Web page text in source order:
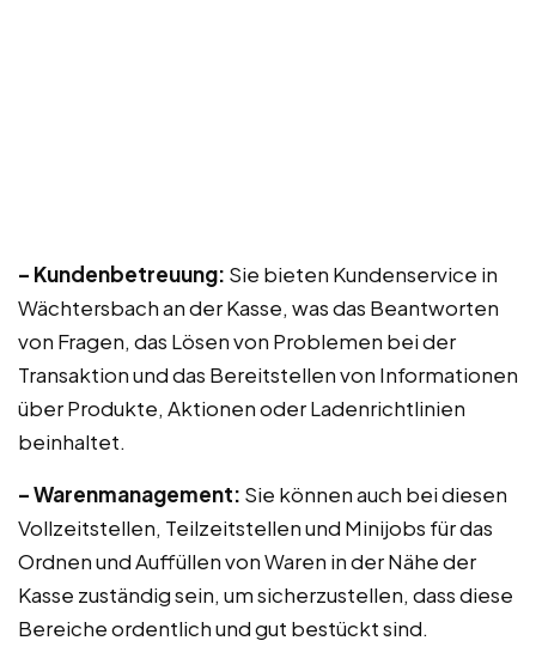
– Kundenbetreuung: Sie bieten Kundenservice in
Wächtersbach an der Kasse, was das Beantworten
von Fragen, das Lösen von Problemen bei der
Transaktion und das Bereitstellen von Informationen
über Produkte, Aktionen oder Ladenrichtlinien
beinhaltet.
– Warenmanagement: Sie können auch bei diesen
Vollzeitstellen, Teilzeitstellen und Minijobs für das
Ordnen und Auffüllen von Waren in der Nähe der
Kasse zuständig sein, um sicherzustellen, dass diese
Bereiche ordentlich und gut bestückt sind.